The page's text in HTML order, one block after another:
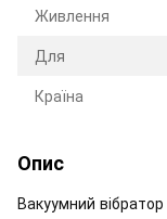
Живлення
Для
Країна
Опис
Вакуумний вібратор